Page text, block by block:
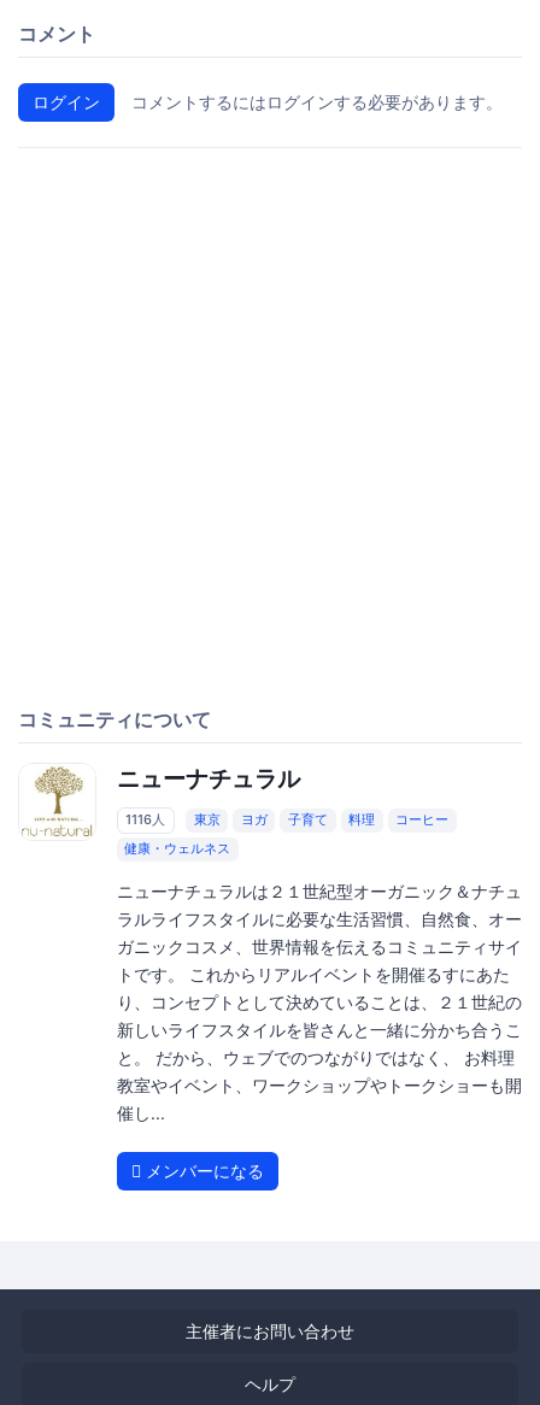
コメント
ログイン コメントするにはログインする必要があります。
コミュニティについて
ニューナチュラル
1116人 東京 ヨガ 子育て 料理
コーヒー
健康・ウェルネス
ニューナチュラルは２１世紀型オーガニック＆ナチュ
ラルライフスタイルに必要な生活習慣、自然食、オー
ガニックコスメ、世界情報を伝えるコミュニティサイ
トです。 これからリアルイベントを開催るすにあた
り、コンセプトとして決めていることは、２１世紀の
新しいライフスタイルを皆さんと一緒に分かち合うこ
と。 だから、ウェブでのつながりではなく、 お料理
教室やイベント、ワークショップやトークショーも開
催し...
メンバーになる
主催者にお問い合わせ
ヘルプ